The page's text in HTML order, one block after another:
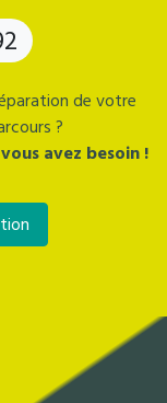
de votre
?
avez besoin !